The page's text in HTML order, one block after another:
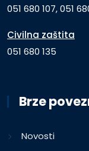
051 680 107, 051
Civilna zaštita
051 680 135
Brze
Novosti